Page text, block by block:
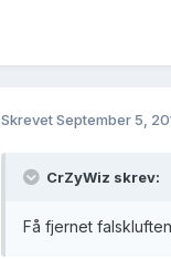
SkrevetSeptember 5,
CrZyWiz skrev:
Få fjernet